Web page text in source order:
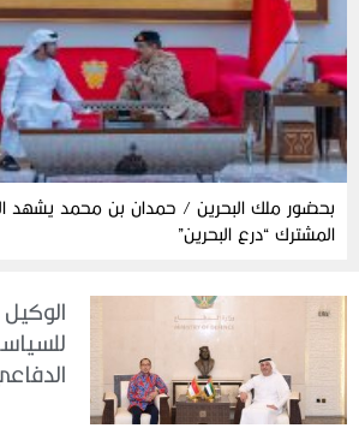
بحضور ملك البحرين / حمدان بن محمد يشهد
المشترك “درع البحرين”